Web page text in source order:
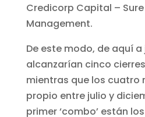
Credicorp Capital –
Management.
De este modo, de aquí a
alcanzarían cinco
mientras que los cuatro
propio entre julio y
primer ‘combo’ están